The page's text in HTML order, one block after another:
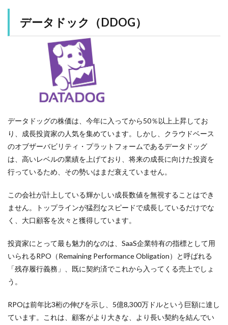
データドック（DDOG）
データドッグの株価は、今年に入ってから50％以上上昇してお
り、成長投資家の人気を集めています。しかし、クラウドベース
のオブザーバビリティ・プラットフォームであるデータドッグ
は、高いレベルの業績を上げており、将来の成長に向けた投資を
行っているため、その勢いはまだ衰えていません。
この会社が計上している輝かしい成長数値を無視することはでき
ません。トップラインが猛烈なスピードで成長しているだけでな
く、大口顧客を次々と獲得しています。
投資家にとって最も魅力的なのは、SaaS企業特有の指標として用
いられるRPO（Remaining Performance Obligation）と呼ばれる
「残存履行義務」、既に契約済でこれから入ってくる売上でしょ
う。
RPOは前年比3桁の伸びを示し、5億8,300万ドルという巨額に達し
ています。これは、顧客がより大きな、より長い契約を結んでい